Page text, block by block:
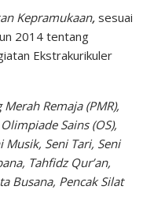
Kepramukaan,sesuai
2014 tentang
Ekstrakurikuler
Remaja (PMR),
Sains (OS),
Musik, Seni Tari, Seni
Tahfidz Qur’an,
Busana, Pencak Silat